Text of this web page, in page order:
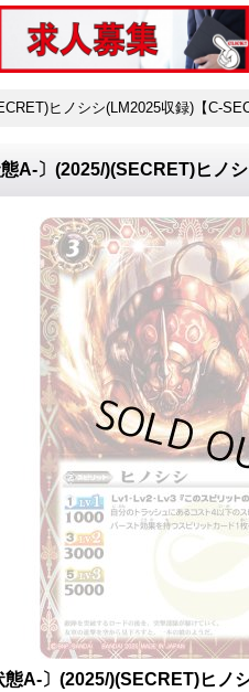
ヒノシシ(LM2025収録)【C-
A-〕(2025/)(SECRET)ヒノ
態A-〕(2025/)(SECRET)ヒノ